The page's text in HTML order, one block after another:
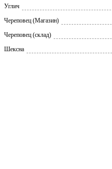
Углич
Череповец (Магазин)
Череповец (склад)
Шексна